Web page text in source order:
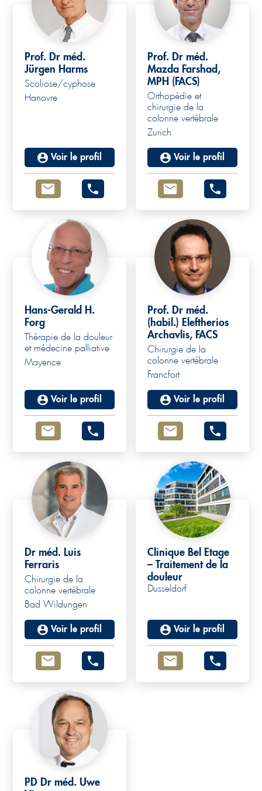
Prof. Dr méd.
Jürgen Harms
Scoliose/cyphose
Hanovre
Voir le profil
Prof. Dr méd.
Mazda Farshad,
MPH (FACS)
Orthopédie et
chirurgie de la
colonne vertébrale
Zurich
Voir le profil
Hans-Gerald H.
Forg
Thérapie de la douleur
et médecine palliative
Mayence
Voir le profil
Prof. Dr méd.
(habil.) Eleftherios
Archavlis, FACS
Chirurgie de la
colonne vertébrale
Francfort
Voir le profil
Dr méd. Luis
Ferraris
Chirurgie de la
colonne vertébrale
Bad Wildungen
Voir le profil
Clinique Bel Etage
– Traitement de la
douleur
Dusseldorf
Voir le profil
PD Dr méd. Uwe